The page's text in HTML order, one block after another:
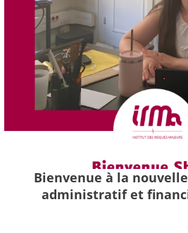
Bienvenue à la
administratif et